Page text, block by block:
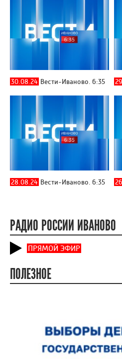
30.08.24 Вести-Иваново. 6:35
28.08.24 Вести-Иваново. 6:35
РАДИО РОССИИ ИВАНОВО
ПРЯМОЙ ЭФИР
ПОЛЕЗНОЕ